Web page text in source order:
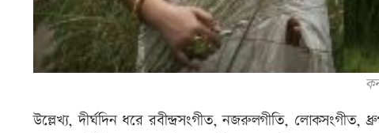
উল্লেখ্য, দীর্ঘদিন ধরে রবীন্দ্রসংগীত, নজরুলগীতি, লোকসংগীত,